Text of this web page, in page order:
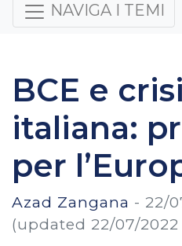
NAVIGA I TEMI
BCE e
italiana:
per
Azad Zangana - 22/
(updated 22/07/2022